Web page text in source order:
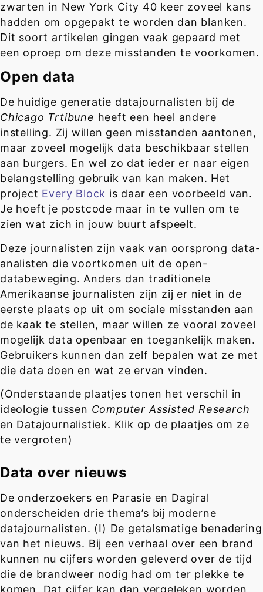
zwarten in New York City 40 keer zoveel kans
hadden om opgepakt te worden dan blanken.
Dit soort artikelen gingen vaak gepaard met
een oproep om deze misstanden te voorkomen.
Open data
De huidige generatie datajournalisten bij de
Chicago Trtibune heeft een heel andere
instelling. Zij willen geen misstanden aantonen,
maar zoveel mogelijk data beschikbaar stellen
aan burgers. En wel zo dat ieder er naar eigen
belangstelling gebruik van kan maken. Het
project Every Block is daar een voorbeeld van.
Je hoeft je postcode maar in te vullen om te
zien wat zich in jouw buurt afspeelt.
Deze journalisten zijn vaak van oorsprong data-
analisten die voortkomen uit de open-
databeweging. Anders dan traditionele
Amerikaanse journalisten zijn zij er niet in de
eerste plaats op uit om sociale misstanden aan
de kaak te stellen, maar willen ze vooral zoveel
mogelijk data openbaar en toegankelijk maken.
Gebruikers kunnen dan zelf bepalen wat ze met
die data doen en wat ze ervan vinden.
(Onderstaande plaatjes tonen het verschil in
ideologie tussen Computer Assisted Research
en Datajournalistiek. Klik op de plaatjes om ze
te vergroten)
Data over nieuws
De onderzoekers en Parasie en Dagiral
onderscheiden drie thema’s bij moderne
datajournalisten. (I) De getalsmatige benadering
van het nieuws. Bij een verhaal over een brand
kunnen nu cijfers worden geleverd over de tijd
die de brandweer nodig had om ter plekke te
komen. Dat cijfer kan dan vergeleken worden